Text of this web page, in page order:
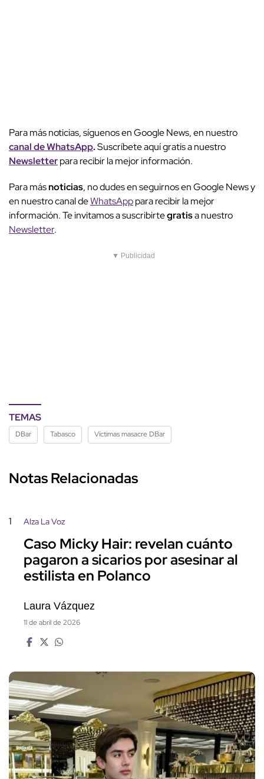
Para más noticias, síguenos en Google News, en nuestro
canal de WhatsApp.Suscríbete aquí gratis a nuestro
Newsletterpara recibir la mejor información.
Para másnoticias, no dudes en seguirnos en Google News y
en nuestro canal deWhatsApppara recibir la mejor
información. Te invitamos a suscribirtegratisa nuestro
Newsletter.
▼ Publicidad
TEMAS
DBar Tabasco Víctimas masacre DBar
Notas Relacionadas
1 Alza La Voz
Caso Micky Hair: revelan cuánto
pagaron a sicarios por asesinar al
estilista en Polanco
Laura Vázquez
11 de abril de 2026